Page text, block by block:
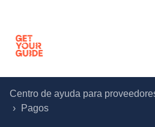
Centro de ayuda para
Pagos